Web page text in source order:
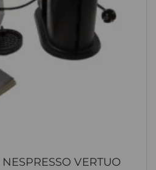
VERTUO